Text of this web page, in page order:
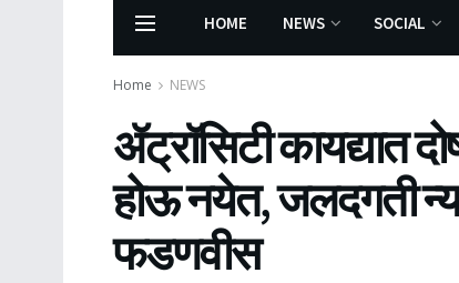
HOME NEWS SOCIAL
Home NEWS
ॲट्रॉसिटी कायद्यात
होऊ नयेत, जलदगती
फडणवीस